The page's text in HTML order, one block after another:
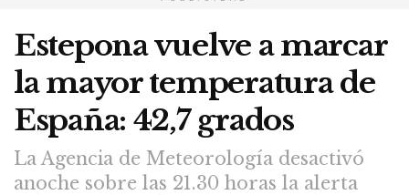
Estepona vuelve a marcar
la mayor temperatura de
España: 42,7 grados
La Agencia de Meteorología desactivó
anoche sobre las 21.30 horas la alerta